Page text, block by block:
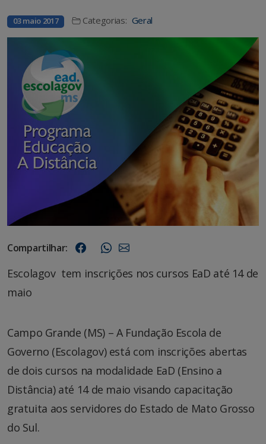
03 maio 2017 Categorias: Geral
Compartilhar:
Escolagov tem inscrições nos cursos EaD até 14 de
maio
Campo Grande (MS) – A Fundação Escola de
Governo (Escolagov) está com inscrições abertas
de dois cursos na modalidade EaD (Ensino a
Distância) até 14 de maio visando capacitação
gratuita aos servidores do Estado de Mato Grosso
do Sul.